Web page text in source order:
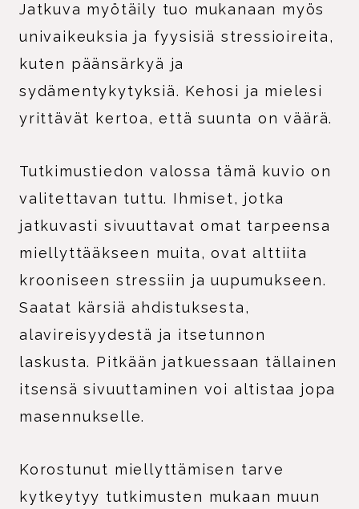
Jatkuva myötäily tuo mukanaan myös
univaikeuksia ja fyysisiä stressioireita,
kuten päänsärkyä ja
sydämentykytyksiä. Kehosi ja mielesi
yrittävät kertoa, että suunta on väärä.
Tutkimustiedon valossa tämä kuvio on
valitettavan tuttu. Ihmiset, jotka
jatkuvasti sivuuttavat omat tarpeensa
miellyttääkseen muita, ovat alttiita
krooniseen stressiin ja uupumukseen.
Saatat kärsiä ahdistuksesta,
alavireisyydestä ja itsetunnon
laskusta. Pitkään jatkuessaan tällainen
itsensä sivuuttaminen voi altistaa jopa
masennukselle.
Korostunut miellyttämisen tarve
kytkeytyy tutkimusten mukaan muun